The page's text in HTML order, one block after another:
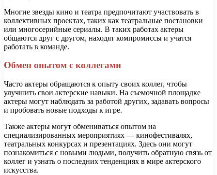
Многие звезды кино и театра предпочитают участвовать в
коллективных проектах, таких как театральные постановки
или многосерийные сериалы. В таких работах актеры
общаются друг с другом, находят компромиссы и учатся
работать в команде.
Обмен опытом с коллегами
Часто актеры обращаются к опыту своих коллег, чтобы
улучшить свои актерские навыки. На съемочной площадке
актеры могут наблюдать за работой других, задавать вопросы
и пробовать новые подходы к игре.
Также актеры могут обмениваться опытом на
специализированных мероприятиях — кинофестивалях,
театральных конкурсах и презентациях. Здесь они могут
познакомиться с новыми людьми, получить обратную связь от
коллег и узнать о последних тенденциях в мире актерского
искусства.